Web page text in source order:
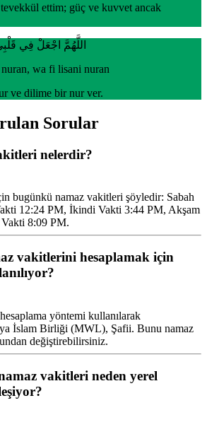
ettim; güç ve kuvvet ancak
اللَّهُمَّ اجْعَلْ فِي
wa fi lisani nuran
ve dilime bir nur ver.
Sorular
nelerdir?
bugünkü namaz vakitleri şöyledir: Sabah
12:24 PM, İkindi Vakti 3:44 PM, Akşam
8:09 PM.
vakitlerini hesaplamak için
yöntemi kullanılarak
İslam Birliği (MWL), Şafii. Bunu namaz
değiştirebilirsiniz.
vakitleri neden yerel